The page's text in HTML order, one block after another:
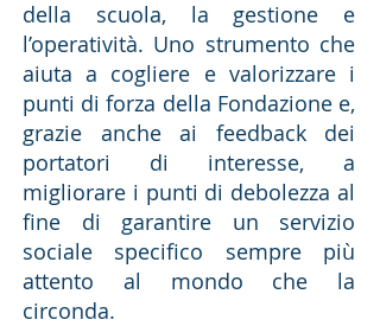
della scuola, la gestione e
l’operatività. Uno strumento che
aiuta a cogliere e valorizzare i
punti di forza della Fondazione e,
grazie anche ai feedback dei
portatori di interesse, a
migliorare i punti di debolezza al
fine di garantire un servizio
sociale specifico sempre più
attento al mondo che la
circonda.